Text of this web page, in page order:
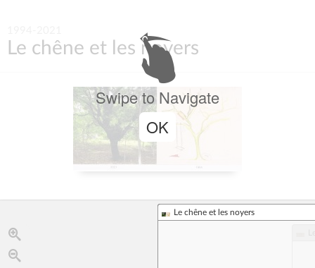
Le chêne et les noyers
Swipe to Navigate
OK
Le chêne et les noyers